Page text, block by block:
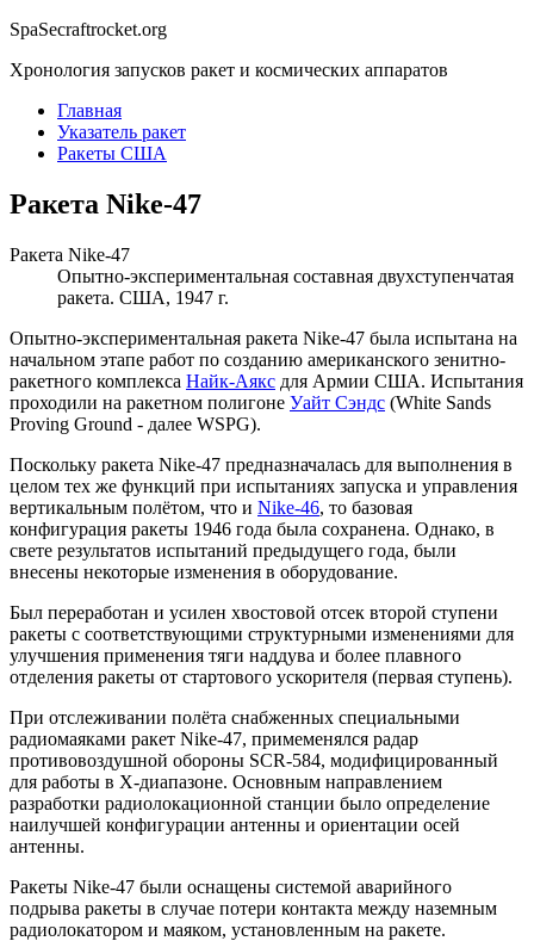
SpaSecraftrocket.org
Хронология запусков ракет и космических аппаратов
Главная
Указатель ракет
Ракеты США
Ракета Nike-47
Ракета Nike-47
Опытно-экспериментальная составная двухступенчатая
ракета. США, 1947 г.
Опытно-экспериментальная ракета Nike-47 была испытана на
начальном этапе работ по созданию американского зенитно-
ракетного комплекса Найк-Аякс для Армии США. Испытания
проходили на ракетном полигоне Уайт Сэндс (White Sands
Proving Ground - далее WSPG).
Поскольку ракета Nike-47 предназначалась для выполнения в
целом тех же функций при испытаниях запуска и управления
вертикальным полётом, что и Nike-46, то базовая
конфигурация ракеты 1946 года была сохранена. Однако, в
свете результатов испытаний предыдущего года, были
внесены некоторые изменения в оборудование.
Был переработан и усилен хвостовой отсек второй ступени
ракеты с соответствующими структурными изменениями для
улучшения применения тяги наддува и более плавного
отделения ракеты от стартового ускорителя (первая ступень).
При отслеживании полёта снабженных специальными
радиомаяками ракет Nike-47, примеменялся радар
противовоздушной обороны SCR-584, модифицированный
для работы в X-диапазоне. Основным направлением
разработки радиолокационной станции было определение
наилучшей конфигурации антенны и ориентации осей
антенны.
Ракеты Nike-47 были оснащены системой аварийного
подрыва ракеты в случае потери контакта между наземным
радиолокатором и маяком, установленным на ракете.